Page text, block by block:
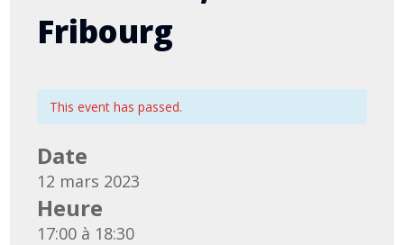
Fribourg
This event has passed.
Date
12 mars 2023
Heure
17:00 à 18:30